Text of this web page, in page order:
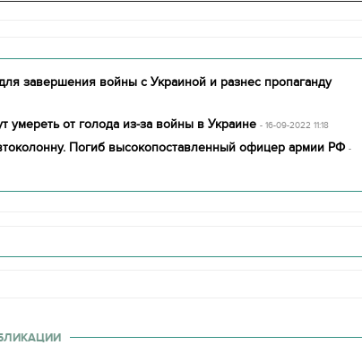
завершения войны с Украиной и разнес пропаганду
от голода из-за войны в Украине - 16-09-2022 11:18
Погиб высокопоставленный офицер армии РФ -